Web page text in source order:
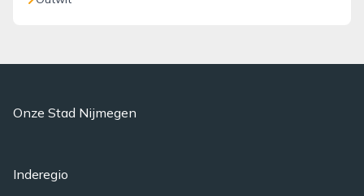
Onze Stad Nijmegen
Inderegio